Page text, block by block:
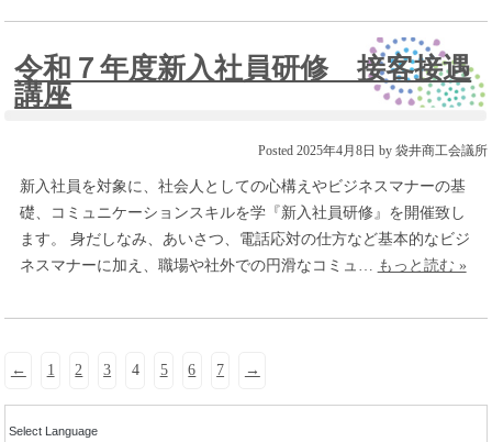
令和７年度新入社員研修 接客接遇
講座
Posted 2025年4月8日 by 袋井商工会議所
新入社員を対象に、社会人としての心構えやビジネスマナーの基
礎、コミュニケーションスキルを学『新入社員研修』を開催致し
ます。 身だしなみ、あいさつ、電話応対の仕方など基本的なビジ
ネスマナーに加え、職場や社外での円滑なコミュ…
もっと読む »
← 1 2 3 4 5 6 7 →